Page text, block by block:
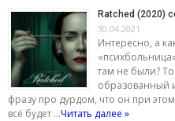
Ratched (2020)
30.04.2021
Интересно, а
там не были?
образованный
фразу про дурдом, что он при
всё будет …Читать далее »